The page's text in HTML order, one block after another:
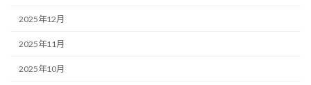
2025年12月
2025年11月
2025年10月